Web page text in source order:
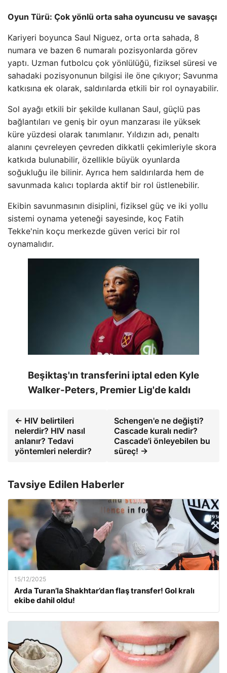
Oyun Türü: Çok yönlü orta saha oyuncusu ve savaşçı
Kariyeri boyunca Saul Niguez, orta orta sahada, 8
numara ve bazen 6 numaralı pozisyonlarda görev
yaptı. Uzman futbolcu çok yönlülüğü, fiziksel süresi ve
sahadaki pozisyonunun bilgisi ile öne çıkıyor; Savunma
katkısına ek olarak, saldırılarda etkili bir rol oynayabilir.
Sol ayağı etkili bir şekilde kullanan Saul, güçlü pas
bağlantıları ve geniş bir oyun manzarası ile yüksek
küre yüzdesi olarak tanımlanır. Yıldızın adı, penaltı
alanını çevreleyen çevreden dikkatli çekimleriyle skora
katkıda bulunabilir, özellikle büyük oyunlarda
soğukluğu ile bilinir. Ayrıca hem saldırılarda hem de
savunmada kalıcı toplarda aktif bir rol üstlenebilir.
Ekibin savunmasının disiplini, fiziksel güç ve iki yollu
sistemi oynama yeteneği sayesinde, koç Fatih
Tekke'nin koçu merkezde güven verici bir rol
oynamalıdır.
Beşiktaş'ın transferini iptal eden Kyle
Walker-Peters, Premier Lig'de kaldı
← HIV belirtileri
nelerdir? HIV nasıl
anlanır? Tedavi
yöntemleri nelerdir?
Schengen'e ne değişti?
Cascade kuralı nedir?
Cascade'i önleyebilen bu
süreç! →
Tavsiye Edilen Haberler
15/12/2025
Arda Turan’la Shakhtar’dan flaş transfer! Gol kralı
ekibe dahil oldu!